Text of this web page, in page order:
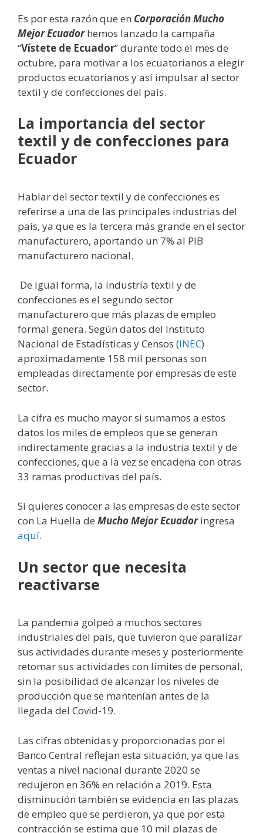
Es por esta razón que en Corporación Mucho
Mejor Ecuadorhemos lanzado la campaña
“Vístete de Ecuador” durante todo el mes de
octubre, para motivar a los ecuatorianos a elegir
productos ecuatorianos y así impulsar al sector
textil y de confecciones del país.
La importancia del sector
textil y de confecciones para
Ecuador
Hablar del sector textil y de confecciones es
referirse a una de las principales industrias del
país, ya que es la tercera más grande en el sector
manufacturero, aportando un 7% al PIB
manufacturero nacional.
De igual forma, la industria textil y de
confecciones es el segundo sector
manufacturero que más plazas de empleo
formal genera. Según datos del Instituto
Nacional de Estadísticas y Censos (INEC)
aproximadamente 158 mil personas son
empleadas directamente por empresas de este
sector.
La cifra es mucho mayor si sumamos a estos
datos los miles de empleos que se generan
indirectamente gracias a la industria textil y de
confecciones, que a la vez se encadena con otras
33 ramas productivas del país.
Si quieres conocer a las empresas de este sector
con La Huella de Mucho Mejor Ecuadoringresa
aquí.
Un sector que necesita
reactivarse
La pandemia golpeó a muchos sectores
industriales del país, que tuvieron que paralizar
sus actividades durante meses y posteriormente
retomar sus actividades con límites de personal,
sin la posibilidad de alcanzar los niveles de
producción que se mantenían antes de la
llegada del Covid-19.
Las cifras obtenidas y proporcionadas por el
Banco Central reflejan esta situación, ya que las
ventas a nivel nacional durante 2020 se
redujeron en 36% en relación a 2019. Esta
disminución también se evidencia en las plazas
de empleo que se perdieron, ya que por esta
contracción se estima que 10 mil plazas de